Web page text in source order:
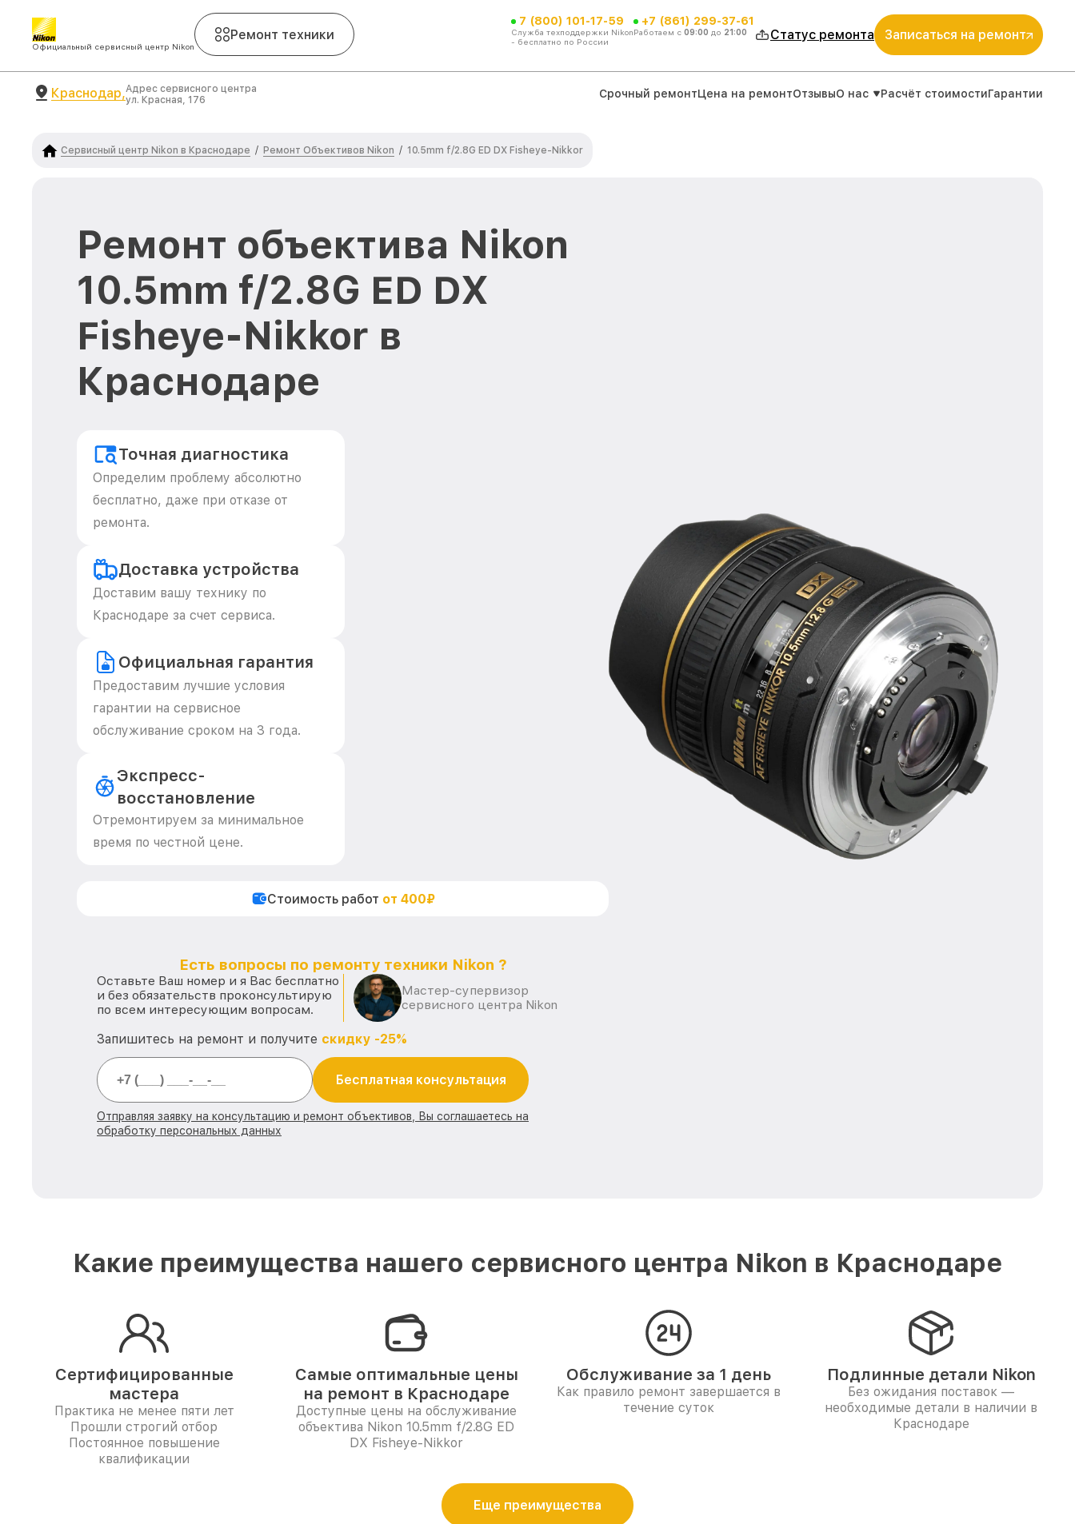
Официальный сервисный центр Nikon
Ремонт техники
7 (800) 101-17-59
Служба техподдержки Nikon
- бесплатно по России
+7 (861) 299-37-61
Работаем с 09:00 до 21:00 Статус ремонта Записаться на ремонт
Краснодар,Адрес сервисного центра
ул. Красная, 176
Срочный ремонтЦена на ремонтОтзывыО нас Расчёт стоимостиГарантии
Сервисный центр Nikon в Краснодаре / Ремонт Объективов Nikon / 10.5mm f/2.8G ED DX Fisheye-Nikkor
Ремонт объектива Nikon
10.5mm f/2.8G ED DX
Fisheye-Nikkor в
Краснодаре
Точная диагностика
Определим проблему абсолютно
бесплатно, даже при отказе от
ремонта.
Доставка устройства
Доставим вашу технику по
Краснодаре за счет сервиса.
Официальная гарантия
Предоставим лучшие условия
гарантии на сервисное
обслуживание сроком на 3 года.
Экспресс-
восстановление
Отремонтируем за минимальное
время по честной цене.
Стоимость работ от 400₽
Есть вопросы по ремонту техники Nikon ?
Оставьте Ваш номер и я Вас бесплатно
и без обязательств проконсультирую
по всем интересующим вопросам.
Мастер-супервизор
сервисного центра Nikon
Запишитесь на ремонт и получите скидку -25%
Бесплатная консультация
Отправляя заявку на консультацию и ремонт объективов, Вы соглашаетесь на
обработку персональных данных
Какие преимущества нашего сервисного центра Nikon в Краснодаре
Сертифицированные
мастера
Практика не менее пяти лет
Прошли строгий отбор
Постоянное повышение
квалификации
Самые оптимальные цены
на ремонт в Краснодаре
Доступные цены на обслуживание
объектива Nikon 10.5mm f/2.8G ED
DX Fisheye-Nikkor
Обслуживание за 1 день
Как правило ремонт завершается в
течение суток
Подлинные детали Nikon
Без ожидания поставок —
необходимые детали в наличии в
Краснодаре
Еще преимущества